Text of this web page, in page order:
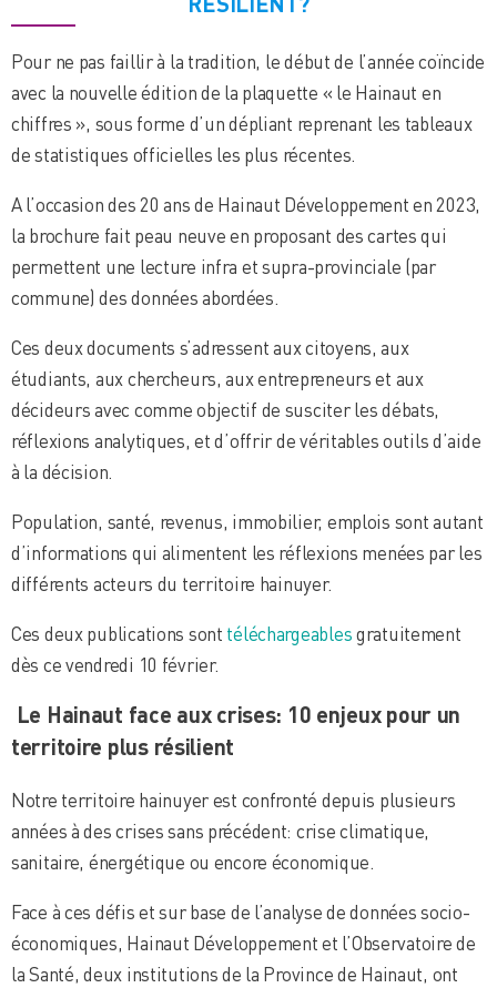
Pour ne pas faillir à la tradition, le début de l’année coïncide
avec la nouvelle édition de la plaquette « le Hainaut en
chiffres », sous forme d’un dépliant reprenant les tableaux
de statistiques officielles les plus récentes.
A l’occasion des 20 ans de Hainaut Développement en 2023,
la brochure fait peau neuve en proposant des cartes qui
permettent une lecture infra et supra-provinciale (par
commune) des données abordées.
Ces deux documents s’adressent aux citoyens, aux
étudiants, aux chercheurs, aux entrepreneurs et aux
décideurs avec comme objectif de susciter les débats,
réflexions analytiques, et d’offrir de véritables outils d’aide
à la décision.
Population, santé, revenus, immobilier, emplois sont autant
d’informations qui alimentent les réflexions menées par les
différents acteurs du territoire hainuyer.
Ces deux publications sont téléchargeablesgratuitement
dès ce vendredi 10 février.
Le Hainaut face aux crises: 10 enjeux pour un
territoire plus résilient
Notre territoire hainuyer est confronté depuis plusieurs
années à des crises sans précédent: crise climatique,
sanitaire, énergétique ou encore économique.
Face à ces défis et sur base de l’analyse de données socio-
économiques, Hainaut Développement et l’Observatoire de
la Santé, deux institutions de la Province de Hainaut, ont